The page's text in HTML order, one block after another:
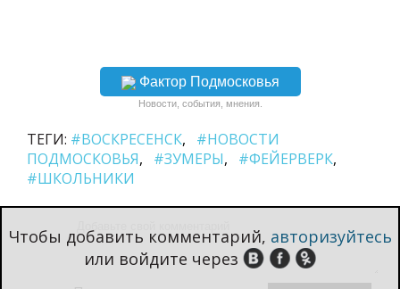
Фактор Подмосковья
Новости, события, мнения.
ТЕГИ: #ВОСКРЕСЕНСК
#НОВОСТИ
ПОДМОСКОВЬЯ
#ЗУМЕРЫ
#ФЕЙЕРВЕРК
#ШКОЛЬНИКИ
Чтобы добавить комментарий, авторизуйтесь
или войдите через